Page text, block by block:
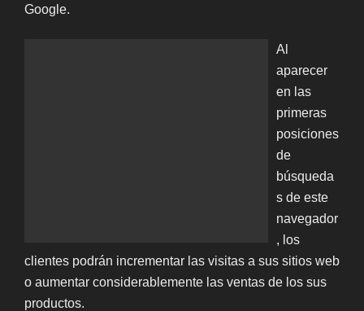
Google.
Al
aparecer
en las
primeras
posiciones
de
búsqueda
s de este
navegador
, los
clientes podrán incrementar las visitas a sus sitios web
o aumentar considerablemente las ventas de los sus
productos.